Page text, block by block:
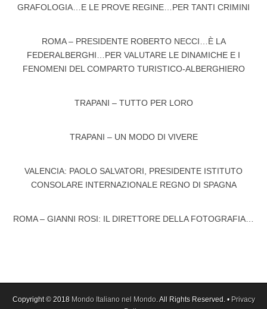
GRAFOLOGIA…E LE PROVE REGINE…PER TANTI CRIMINI
ROMA – PRESIDENTE ROBERTO NECCI…È LA
FEDERALBERGHI…PER VALUTARE LE DINAMICHE E I
FENOMENI DEL COMPARTO TURISTICO-ALBERGHIERO
TRAPANI – TUTTO PER LORO
TRAPANI – UN MODO DI VIVERE
VALENCIA: PAOLO SALVATORI, PRESIDENTE ISTITUTO
CONSOLARE INTERNAZIONALE REGNO DI SPAGNA
ROMA – GIANNI ROSI: IL DIRETTORE DELLA FOTOGRAFIA…
Copyright © 2018 Mondo Italiano nel Mondo. All Rights Reserved. • Privacy